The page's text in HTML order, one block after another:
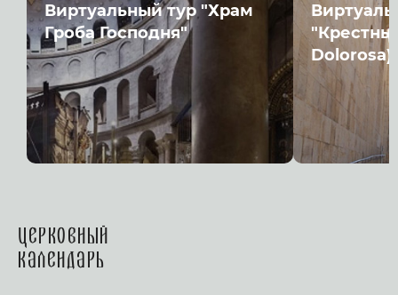
Виртуальный тур "Храм
Гроба Господня"
Dolorosa)"
Церковный
календарь